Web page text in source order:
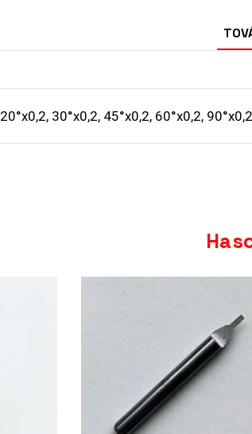
20°x0,2, 30°x0,2, 45°x0,2, 60°x0,2,